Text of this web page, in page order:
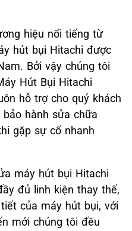
hiệu nổi tiếng từ
hút bụi Hitachi được
Bởi vậy chúng tôi
Hút Bụi Hitachi
hỗ trợ cho quý khách
hành sửa chữa
gặp sự cố nhanh
máy hút bụi Hitachi
đủ linh kiện thay thế,
của máy hút bụi, với
mới chúng tôi đều